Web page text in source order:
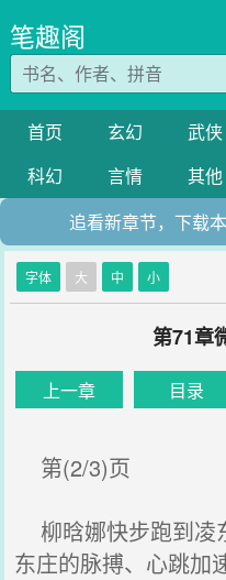
笔趣阁
首页 玄幻 武侠
科幻
言情 其他
追看新章节，下载
字体 大 中 小
第71章
上一章 目录
第(2/3)页
柳晗娜快步跑到凌
东庄的脉搏、心跳加